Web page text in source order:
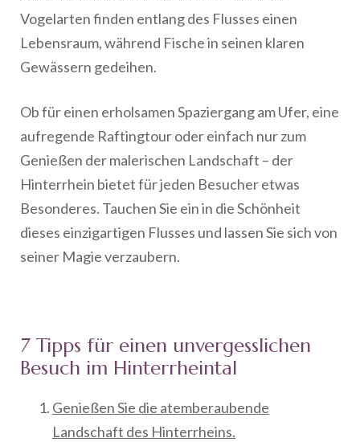
Vogelarten finden entlang des Flusses einen
Lebensraum, während Fische in seinen klaren
Gewässern gedeihen.
Ob für einen erholsamen Spaziergang am Ufer, eine
aufregende Raftingtour oder einfach nur zum
Genießen der malerischen Landschaft – der
Hinterrhein bietet für jeden Besucher etwas
Besonderes. Tauchen Sie ein in die Schönheit
dieses einzigartigen Flusses und lassen Sie sich von
seiner Magie verzaubern.
7 Tipps für einen unvergesslichen
Besuch im Hinterrheintal
Genießen Sie die atemberaubende
Landschaft des Hinterrheins.